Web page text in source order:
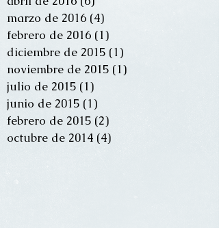
marzo de 2016 (4)
febrero de 2016 (1)
diciembre de 2015 (1)
noviembre de 2015 (1)
julio de 2015 (1)
junio de 2015 (1)
febrero de 2015 (2)
octubre de 2014 (4)